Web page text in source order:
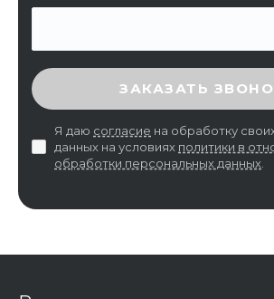
ВВЕДИТЕ ПРОВЕРОЧНЫЙ КОД
ЗАКАЗАТЬ
Я даю согласие на обработку
данных на условиях политики в
обработки персональных данных.